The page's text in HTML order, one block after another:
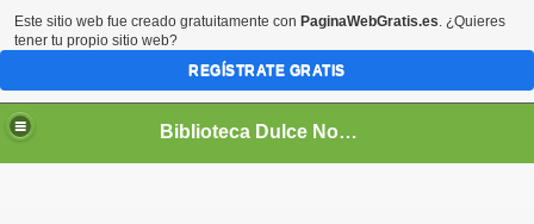
Biblioteca Dulce Nombre de María
Este sitio web fue creado gratuitamente con PaginaWebGratis.es. ¿Quieres
tener tu propio sitio web?
REGÍSTRATE GRATIS